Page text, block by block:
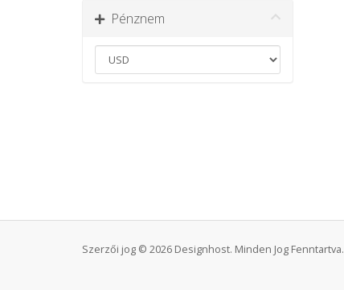
Pénznem
Szerzői jog © 2026 Designhost. Minden Jog Fenntartva.